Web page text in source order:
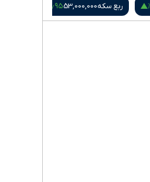
یورو 217,280 ‎−۰٫۰۱ % درهم امارات